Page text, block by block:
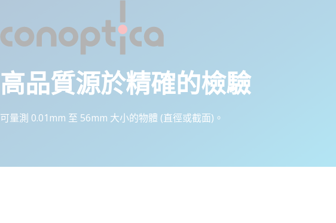
高品質源於精確的檢驗
可量測 0.01mm 至 56mm 大小的物體 (直徑或截面)。